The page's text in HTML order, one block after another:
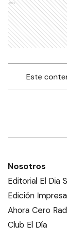
Ads
Este
Nosotros
Editorial El Dia
Edición Impresa
Ahora Cero
Club El Día